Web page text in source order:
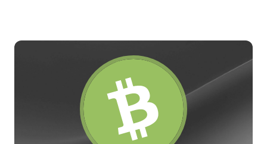
Clientes privados
Programa de fidelización
SOL